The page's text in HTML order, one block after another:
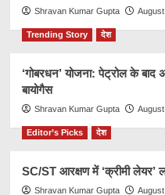
Shravan Kumar Gupta
Trending Story देश
‘गोबरधन’ योजना: पेट्रोल के
बायोगैस
Shravan Kumar Gupta
Editor’s Picks देश
SC/ST आरक्षण में ‘क्रीमी लेयर’
Shravan Kumar Gupta